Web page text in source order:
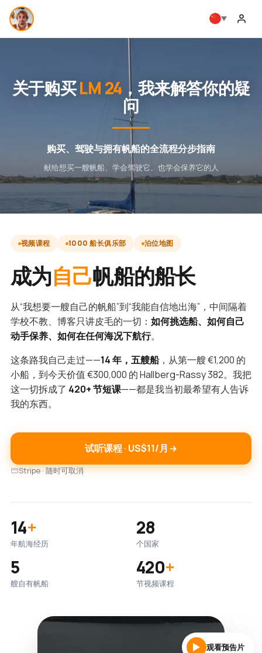
关于购买LM 24 ，我来解答你的疑
问
购买、驾驶与拥有帆船的全流程分步指南
献给想买一艘帆船、学会驾驶它、也学会保养它的人
视频课程 1000 船长俱乐部 泊位地图
成为自己帆船的船长
从“我想要一艘自己的帆船”到“我能自信地出海”，中间隔着
学校不教、博客只讲皮毛的一切： 如何挑选船、如何自己
动手保养、如何在任何海况下航行。
这条路我自己走过——14 年，五艘船，从第一艘 €1,200 的
小船，到今天价值 €300,000 的 Hallberg-Rassy 382。我把
这一切拆成了 420+ 节短课——都是我当初最希望有人告诉
我的东西。
试听课程 · US$11/月
Stripe · 随时可取消
14+
年航海经历
28
个国家
5
艘自有帆船
420+
节视频课程
观看预告片